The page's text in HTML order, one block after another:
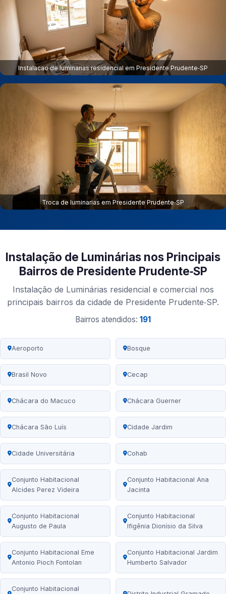
Instalacao de luminarias residencial em Presidente Prudente‑SP
Troca de luminarias em Presidente Prudente‑SP
Instalação de Luminárias nos Principais
Bairros de Presidente Prudente‑SP
Instalação de Luminárias residencial e comercial nos
principais bairros da cidade de Presidente Prudente‑SP.
Bairros atendidos: 191
Aeroporto Bosque
Brasil Novo Cecap
Chácara do Macuco Chácara Guerner
Chácara São Luís Cidade Jardim
Cidade Universitária Cohab
Conjunto Habitacional
Alcides Perez Videira
Conjunto Habitacional Ana
Jacinta
Conjunto Habitacional
Augusto de Paula
Conjunto Habitacional
Ifigênia Dionísio da Silva
Conjunto Habitacional Eme
Antonio Pioch Fontolan
Conjunto Habitacional Jardim
Humberto Salvador
Conjunto Habitacional